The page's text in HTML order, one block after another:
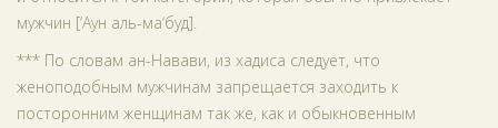
мужчин [‘Аун аль-ма‘буд].
*** По словам ан-Навави, из хадиса следует, что
женоподобным мужчинам запрещается заходить к
посторонним женщинам так же, как и обыкновенным